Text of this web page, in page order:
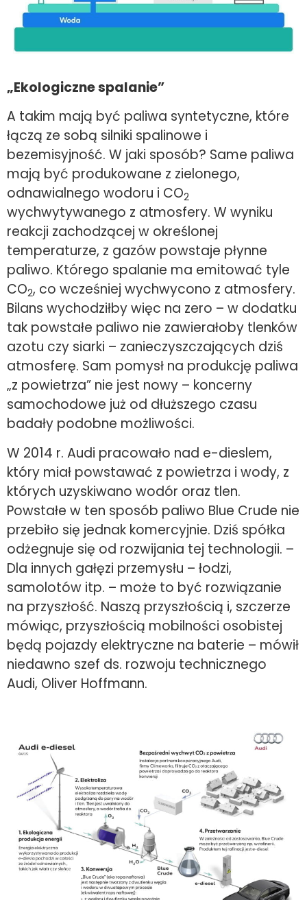
„Ekologiczne spalanie”
A takim mają być paliwa syntetyczne, które
łączą ze sobą silniki spalinowe i
bezemisyjność. W jaki sposób? Same paliwa
mają być produkowane z zielonego,
odnawialnego wodoru i CO2
wychwytywanego z atmosfery. W wyniku
reakcji zachodzącej w określonej
temperaturze, z gazów powstaje płynne
paliwo. Którego spalanie ma emitować tyle
CO2, co wcześniej wychwycono z atmosfery.
Bilans wychodziłby więc na zero – w dodatku
tak powstałe paliwo nie zawierałoby tlenków
azotu czy siarki – zanieczyszczających dziś
atmosferę. Sam pomysł na produkcję paliwa
„z powietrza” nie jest nowy – koncerny
samochodowe już od dłuższego czasu
badały podobne możliwości.
W 2014 r. Audi pracowało nad e-dieslem,
który miał powstawać z powietrza i wody, z
których uzyskiwano wodór oraz tlen.
Powstałe w ten sposób paliwo Blue Crude nie
przebiło się jednak komercyjnie. Dziś spółka
odżegnuje się od rozwijania tej technologii. –
Dla innych gałęzi przemysłu – łodzi,
samolotów itp. – może to być rozwiązanie
na przyszłość. Naszą przyszłością i, szczerze
mówiąc, przyszłością mobilności osobistej
będą pojazdy elektryczne na baterie – mówił
niedawno szef ds. rozwoju technicznego
Audi, Oliver Hoffmann.